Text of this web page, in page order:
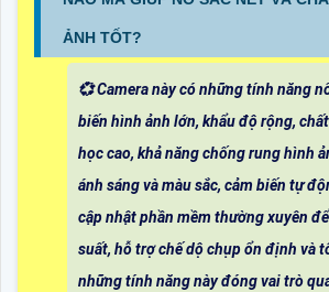
ẢNH TỐT?
💞 Camera này có những tính năng
biến hình ảnh lớn, khẩu độ rộng,
học cao, khả năng chống rung hình
ánh sáng và màu sắc, cảm biến tự
cập nhật phần mềm thường xuyên
suất, hỗ trợ chế dộ chụp ổn định và
những tính năng này đóng vai trò